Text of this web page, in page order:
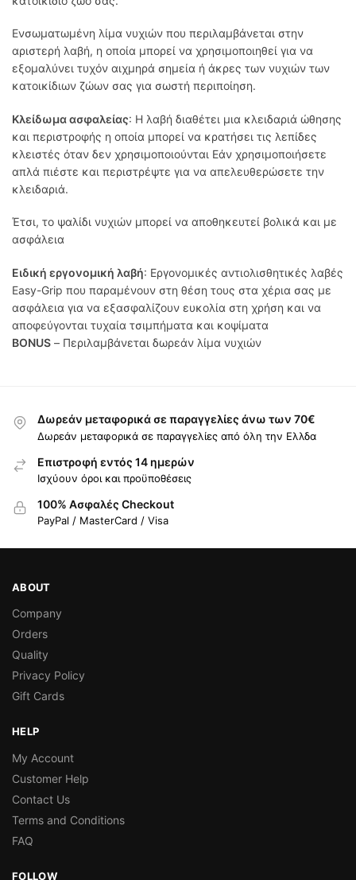
Ενσωματωμένη λίμα νυχιών που περιλαμβάνεται στην
αριστερή λαβή, η οποία μπορεί να χρησιμοποιηθεί για να
εξομαλύνει τυχόν αιχμηρά σημεία ή άκρες των νυχιών των
κατοικίδιων ζώων σας για σωστή περιποίηση.
Κλείδωμα ασφαλείας: Η λαβή διαθέτει μια κλειδαριά ώθησης
και περιστροφής η οποία μπορεί να κρατήσει τις λεπίδες
κλειστές όταν δεν χρησιμοποιούνται Εάν χρησιμοποιήσετε
απλά πιέστε και περιστρέψτε για να απελευθερώσετε την
κλειδαριά.
Έτσι, το ψαλίδι νυχιών μπορεί να αποθηκευτεί βολικά και με
ασφάλεια
Ειδική εργονομική λαβή: Εργονομικές αντιολισθητικές λαβές
Easy-Grip που παραμένουν στη θέση τους στα χέρια σας με
ασφάλεια για να εξασφαλίζουν ευκολία στη χρήση και να
αποφεύγονται τυχαία τσιμπήματα και κοψίματα
BONUS – Περιλαμβάνεται δωρεάν λίμα νυχιών
Δωρεάν μεταφορικά σε παραγγελίες άνω των 70€
Δωρεάν μεταφορικά σε παραγγελίες από όλη την Ελλδα
Επιστροφή εντός 14 ημερών
Ισχύουν όροι και προϋποθέσεις
100% Ασφαλές Checkout
PayPal / MasterCard / Visa
ABOUT
Company
Orders
Quality
Privacy Policy
Gift Cards
HELP
My Account
Customer Help
Contact Us
Terms and Conditions
FAQ
FOLLOW